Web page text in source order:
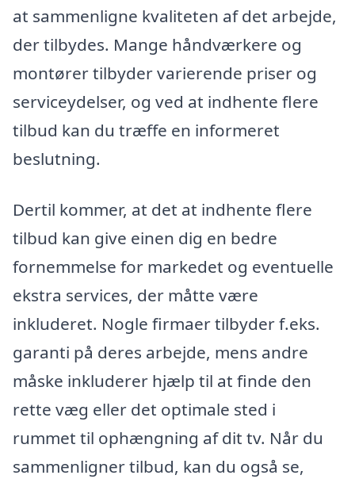
at sammenligne kvaliteten af det arbejde,
der tilbydes. Mange håndværkere og
montører tilbyder varierende priser og
serviceydelser, og ved at indhente flere
tilbud kan du træffe en informeret
beslutning.
Dertil kommer, at det at indhente flere
tilbud kan give einen dig en bedre
fornemmelse for markedet og eventuelle
ekstra services, der måtte være
inkluderet. Nogle firmaer tilbyder f.eks.
garanti på deres arbejde, mens andre
måske inkluderer hjælp til at finde den
rette væg eller det optimale sted i
rummet til ophængning af dit tv. Når du
sammenligner tilbud, kan du også se,